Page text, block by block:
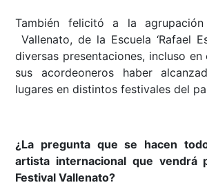
También felicitó a la
Vallenato, de la Escuela ‘Rafael
diversas presentaciones, incluso
sus acordeoneros haber
lugares en distintos festivales del
¿La pregunta que se hacen
artista internacional que vendrá
Festival Vallenato?